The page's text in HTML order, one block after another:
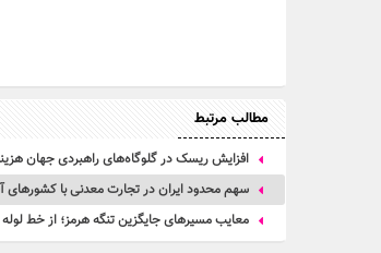
مطالب مرتبط
افزایش ریسک‌ در گلوگاه‌های راهبردی جهان هزینه‌های خسارت
سهم محدود ایران در تجارت معدنی با
معایب مسیرهای جایگزین تنگه هرمز؛ از خط